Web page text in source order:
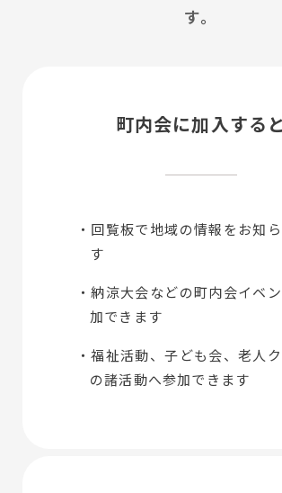
す。
町内会に加入すると
・回覧板で地域の情報をお知
す
・納涼大会などの町内会イベ
加できます
・福祉活動、子ども会、老人
の諸活動へ参加できます